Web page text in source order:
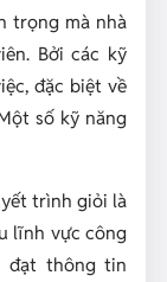
trọng mà nhà
Bởi các kỹ
đặc biệt về
số kỹ năng
trình giỏi là
lĩnh vực công
đạt thông tin